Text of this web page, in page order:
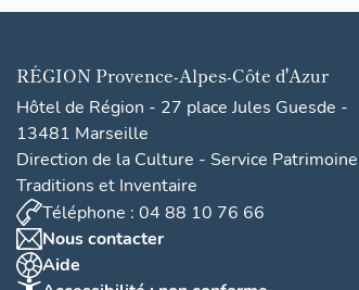
RÉGION Provence-Alpes-Côte d'Azur
Hôtel de Région - 27 place Jules Guesde -
13481 Marseille
Direction de la Culture - Service Patrimoine
Traditions et Inventaire
Téléphone : 04 88 10 76 66
Nous contacter
Aide